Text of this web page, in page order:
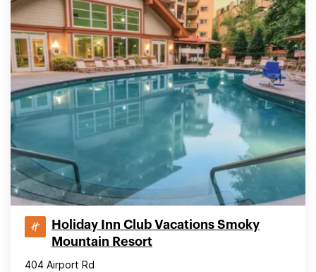
Holiday Inn Club Vacations Smoky
Mountain Resort
404 Airport Rd